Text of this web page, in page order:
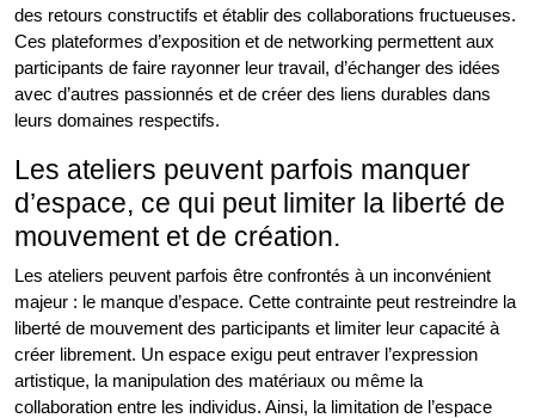
des retours constructifs et établir des collaborations fructueuses.
Ces plateformes d’exposition et de networking permettent aux
participants de faire rayonner leur travail, d’échanger des idées
avec d’autres passionnés et de créer des liens durables dans
leurs domaines respectifs.
Les ateliers peuvent parfois manquer
d’espace, ce qui peut limiter la liberté de
mouvement et de création.
Les ateliers peuvent parfois être confrontés à un inconvénient
majeur : le manque d’espace. Cette contrainte peut restreindre la
liberté de mouvement des participants et limiter leur capacité à
créer librement. Un espace exigu peut entraver l’expression
artistique, la manipulation des matériaux ou même la
collaboration entre les individus. Ainsi, la limitation de l’espace